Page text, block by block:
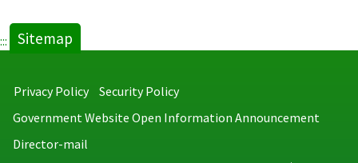
::: Sitemap
Privacy Policy
Security Policy
Government Website Open Information Announcement
Director-mail